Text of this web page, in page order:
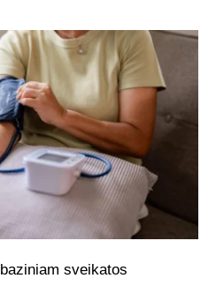
sveikatos